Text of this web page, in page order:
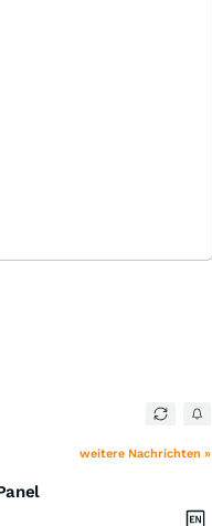
weitere Nachrichten »